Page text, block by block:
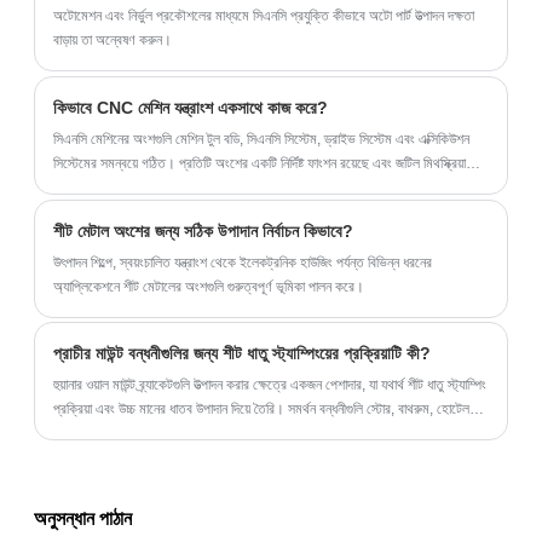
অটোমেশন এবং নির্ভুল প্রকৌশলের মাধ্যমে সিএনসি প্রযুক্তি কীভাবে অটো পার্ট উত্পাদন দক্ষতা
বাড়ায় তা অন্বেষণ করুন।
কিভাবে CNC মেশিন যন্ত্রাংশ একসাথে কাজ করে?
সিএনসি মেশিনের অংশগুলি মেশিন টুল বডি, সিএনসি সিস্টেম, ড্রাইভ সিস্টেম এবং এক্সিকিউশন
সিস্টেমের সমন্বয়ে গঠিত। প্রতিটি অংশের একটি নির্দিষ্ট ফাংশন রয়েছে এবং জটিল মিথস্ক্রিয়া
শীট মেটাল অংশের জন্য সঠিক উপাদান নির্বাচন কিভাবে?
উৎপাদন শিল্পে, স্বয়ংচালিত যন্ত্রাংশ থেকে ইলেকট্রনিক হাউজিং পর্যন্ত বিভিন্ন ধরনের
অ্যাপ্লিকেশনে শীট মেটালের অংশগুলি গুরুত্বপূর্ণ ভূমিকা পালন করে।
প্রাচীর মাউন্ট বন্ধনীগুলির জন্য শীট ধাতু স্ট্যাম্পিংয়ের প্রক্রিয়াটি কী?
হুয়ানার ওয়াল মাউন্ট ব্র্যাকেটগুলি উত্পাদন করার ক্ষেত্রে একজন পেশাদার, যা যথার্থ শীট ধাতু স্ট্যাম্পিং
প্রক্রিয়া এবং উচ্চ মানের ধাতব উপাদান দিয়ে তৈরি। সমর্থন বন্ধনীগুলি স্টোর, বাথরুম, হোটেল
অনুসন্ধান পাঠান